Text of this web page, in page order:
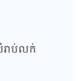
រាប់លក់